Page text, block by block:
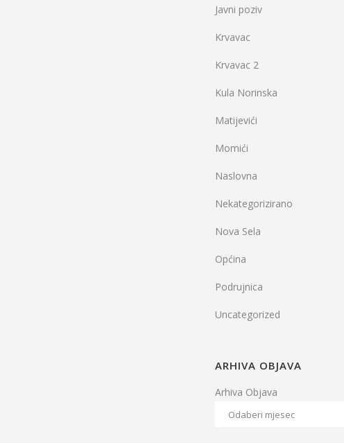
Javni poziv
Krvavac
Krvavac 2
Kula Norinska
Matijevići
Momići
Naslovna
Nekategorizirano
Nova Sela
Općina
Podrujnica
Uncategorized
ARHIVA OBJAVA
Arhiva Objava